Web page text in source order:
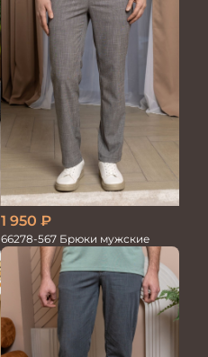
1 950 ₽
66278-567 Брюки мужские